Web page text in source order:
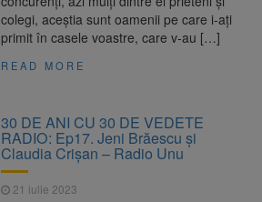
colegi, aceștia sunt oamenii pe care i-ați
primit în casele voastre, care v-au […]
READ MORE
30 DE ANI CU 30 DE VEDETE
RADIO: Ep17. Jeni Brăescu și
Claudia Crișan – Radio Unu
21 iulie 2023